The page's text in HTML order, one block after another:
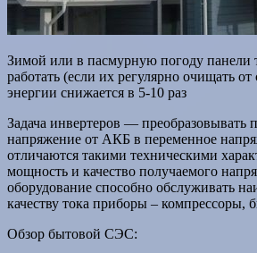
Зимой или в пасмурную погоду панели
работать (если их регулярно очищать
энергии снижается в 5-10 раз
Задача инвертеров — преобразовывать
напряжение от АКБ в переменное
отличаются такими техническими
мощность и качество получаемого
оборудование способно обслуживать
качеству тока приборы – компрессоры,
Обзор бытовой СЭС: